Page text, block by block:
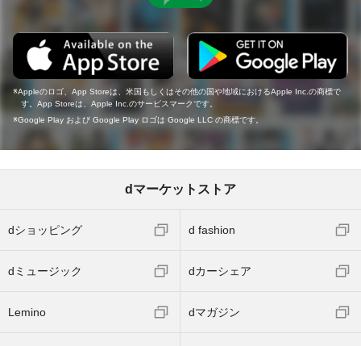
Appleのロゴ、App Storeは、米国もしくはその他の国や地域におけるApple Inc.の商標で
す。App Storeは、Apple Inc.のサービスマークです。
Google Play および Google Play ロゴは Google LLC の商標です。
dマーケットストア
dショッピング d fashion
dミュージック dカーシェア
Lemino dマガジン